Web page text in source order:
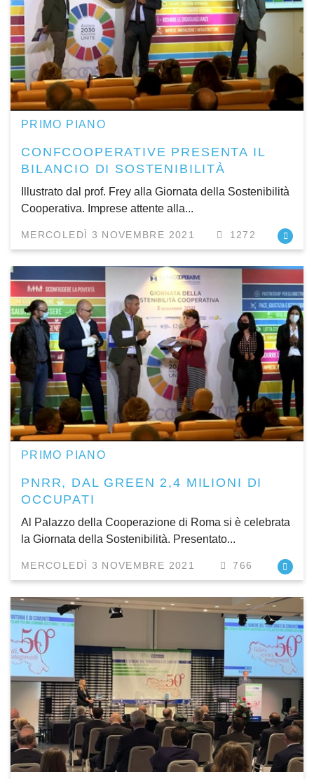
PRIMO PIANO
CONFCOOPERATIVE PRESENTA IL
BILANCIO DI SOSTENIBILITÀ
Illustrato dal prof. Frey alla Giornata della Sostenibilità
Cooperativa. Imprese attente alla...
MERCOLEDÌ 3 NOVEMBRE 2021 1272
PRIMO PIANO
PNRR, DAL GREEN 2,4 MILIONI DI
OCCUPATI
Al Palazzo della Cooperazione di Roma si è celebrata
la Giornata della Sostenibilità. Presentato...
MERCOLEDÌ 3 NOVEMBRE 2021 766